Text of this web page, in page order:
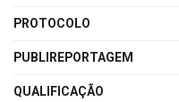
PROTOCOLO
PUBLIREPORTAGEM
QUALIFICAÇÃO